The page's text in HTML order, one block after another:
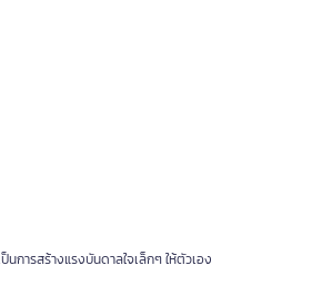
ารสร้างแรงบันดาลใจเล็กๆ ให้ตัวเอง